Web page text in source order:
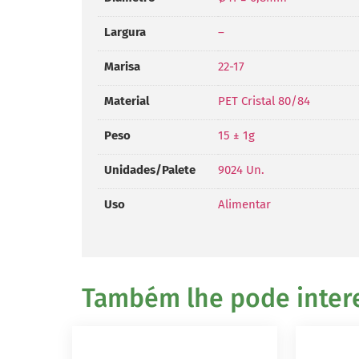
Largura –
Marisa 22-17
Material PET Cristal 80/84
Peso 15 ± 1g
Unidades/Palete 9024 Un.
Uso Alimentar
Também lhe pode